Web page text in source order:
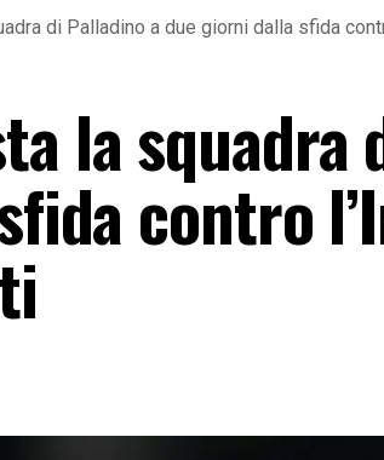
di Palladino a due giorni dalla sfida
la squadra
contro